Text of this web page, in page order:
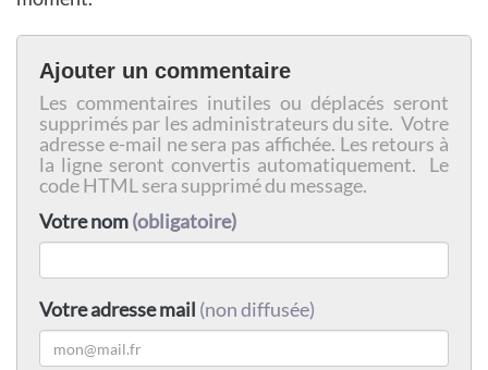
Ajouter un commentaire
Les commentaires inutiles ou déplacés seront
supprimés par les administrateurs du site. Votre
adresse e-mail ne sera pas affichée. Les retours à
la ligne seront convertis automatiquement. Le
code HTML sera supprimé du message.
Votre nom(obligatoire)
Votre adresse mail (non diffusée)